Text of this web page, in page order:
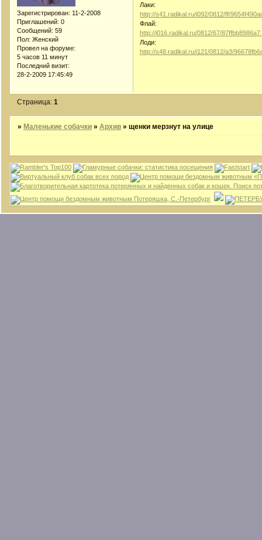
Зарегистрирован: 11-2-2008
Приглашений: 0
Сообщений: 59
Пол: Женский
Провел на форуме:
5 часов 11 минут
Последний визит:
28-2-2009 17:45:49
Лаки:
http://s41.radikal.ru/i092/0812/ff/
Флай:
http://i016.radikal.ru/0812/67/
Лоди:
http://s48.radikal.ru/i121/0812/a3/
Страница:1
» Маленькие собачки » Архив »щенки мерзнут на улице